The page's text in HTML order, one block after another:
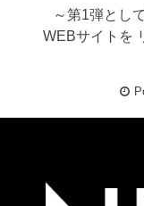
～第1弾とし
WEBサイトを